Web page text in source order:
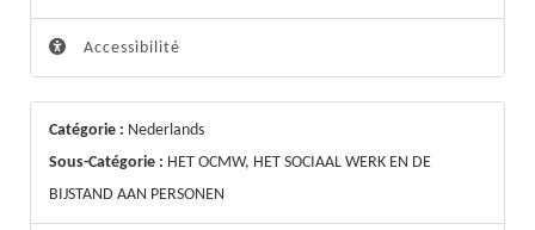
Accessibilité
Catégorie : Nederlands
Sous-Catégorie : HET OCMW, HET SOCIAAL WERK EN DE
BIJSTAND AAN PERSONEN